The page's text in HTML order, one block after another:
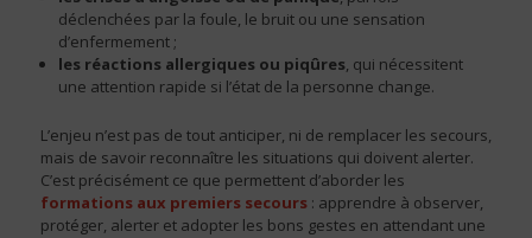
déclenchées par la foule, le bruit ou une sensation
d’enfermement ;
les réactions allergiques ou piqûres, qui nécessitent
une attention rapide si l’état de la personne change.
L’enjeu n’est pas de tout anticiper, ni de remplacer les secours,
mais de savoir reconnaître les situations qui doivent alerter.
C’est précisément ce que permettent d’aborder les
formations aux premiers secours : apprendre à observer,
protéger, alerter et adopter les bons gestes en attendant une